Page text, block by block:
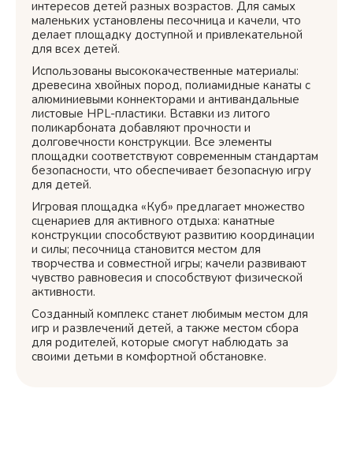
интересов детей разных возрастов. Для самых
маленьких установлены песочница и качели, что
делает площадку доступной и привлекательной
для всех детей.
Использованы высококачественные материалы:
древесина хвойных пород, полиамидные канаты с
алюминиевыми коннекторами и антивандальные
листовые HPL-пластики. Вставки из литого
поликарбоната добавляют прочности и
долговечности конструкции. Все элементы
площадки соответствуют современным стандартам
безопасности, что обеспечивает безопасную игру
для детей.
Игровая площадка «Куб» предлагает множество
сценариев для активного отдыха: канатные
конструкции способствуют развитию координации
и силы; песочница становится местом для
творчества и совместной игры; качели развивают
чувство равновесия и способствуют физической
активности.
Созданный комплекс станет любимым местом для
игр и развлечений детей, а также местом сбора
для родителей, которые смогут наблюдать за
своими детьми в комфортной обстановке.